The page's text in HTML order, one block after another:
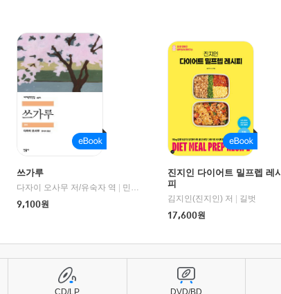
|
교보문고
쓰가루
다자이 오사무 저/유숙자 역
민음사
9,100원
진지인 다이어트 밀프렙 레시
피
김지인(진지인) 저
길벗
17,600원
CD/LP DVD/BD